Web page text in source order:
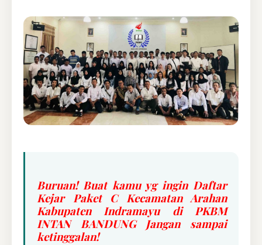
Buruan! Buat kamu yg ingin Daftar
Kejar Paket C Kecamatan Arahan
Kabupaten Indramayu di PKBM
INTAN BANDUNG Jangan sampai
ketinggalan!